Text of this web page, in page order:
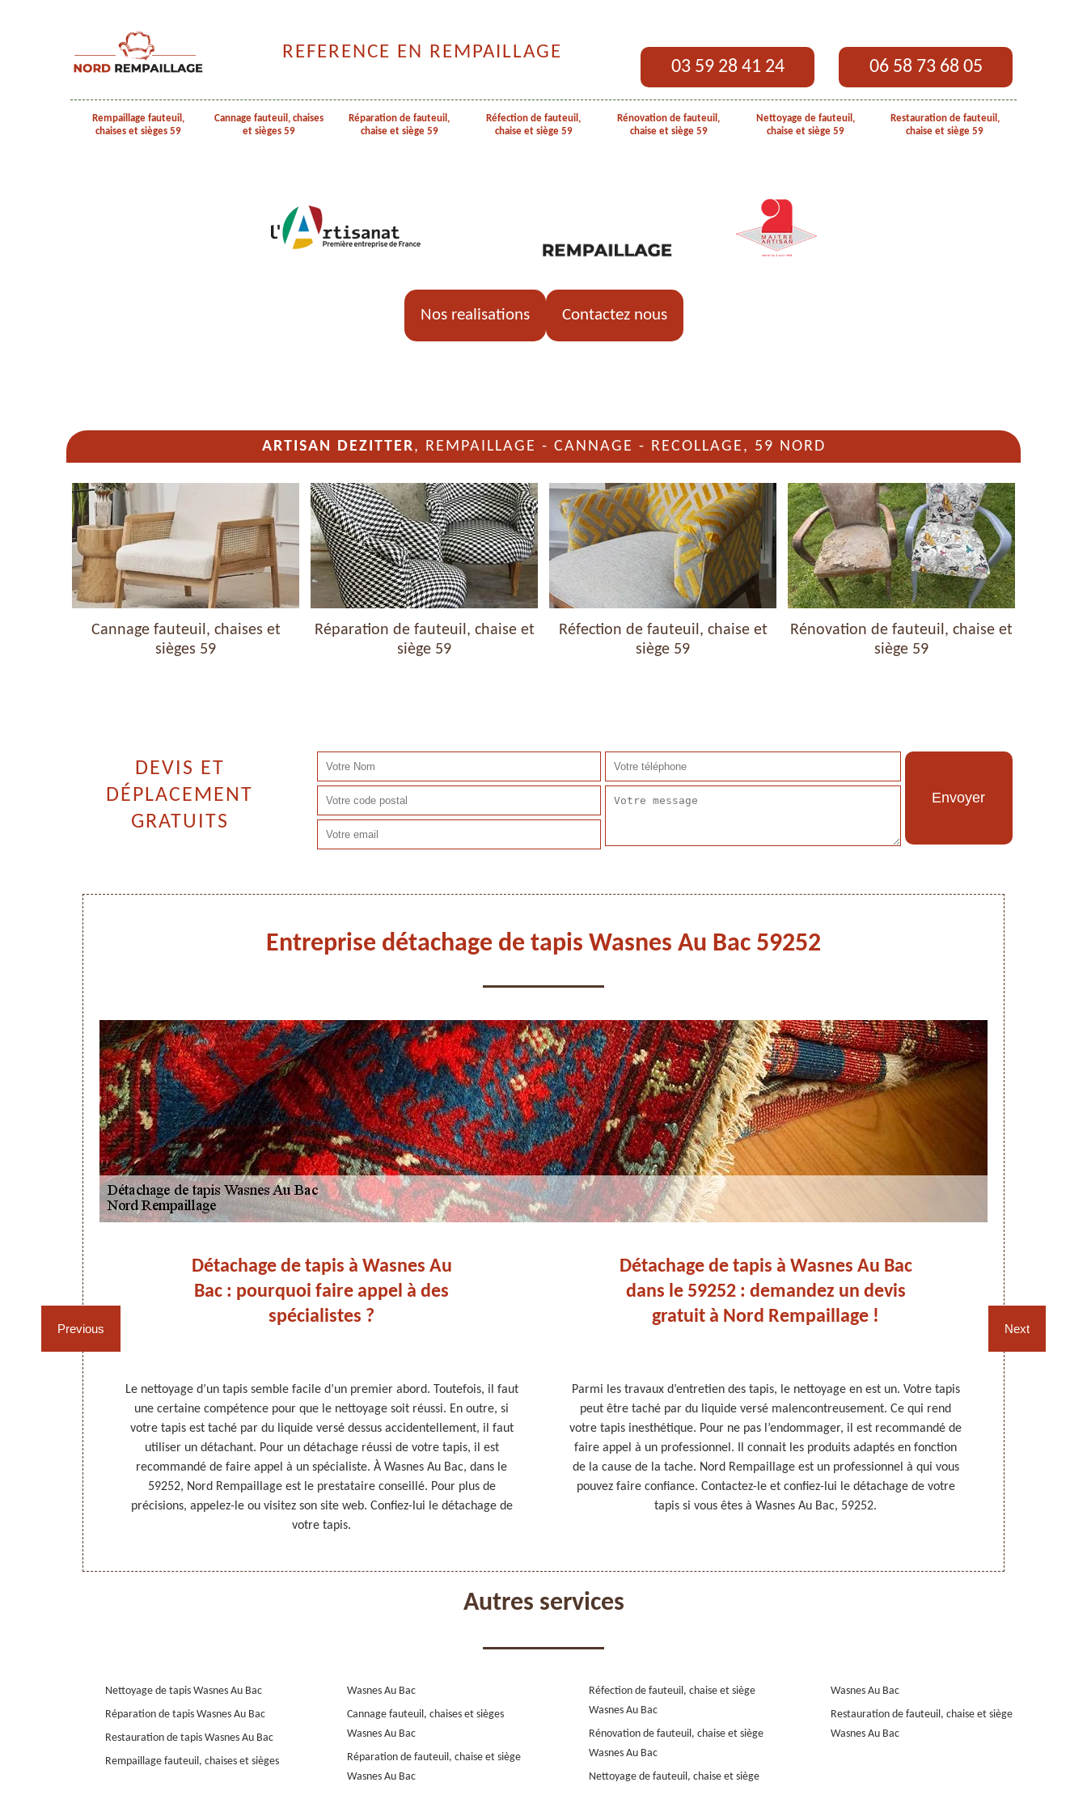
REFERENCE EN REMPAILLAGE
03 59 28 41 24 06 58 73 68 05
Rempaillage fauteuil,
chaises et sièges 59
Cannage fauteuil, chaises
et sièges 59
Réparation de fauteuil,
chaise et siège 59
Réfection de fauteuil,
chaise et siège 59
Rénovation de fauteuil,
chaise et siège 59
Nettoyage de fauteuil,
chaise et siège 59
Restauration de fauteuil,
chaise et siège 59
Nos realisations Contactez nous
ARTISAN DEZITTER, REMPAILLAGE - CANNAGE - RECOLLAGE, 59 NORD
Cannage fauteuil, chaises et
sièges 59
Réparation de fauteuil, chaise et
siège 59
Réfection de fauteuil, chaise et
siège 59
Rénovation de fauteuil, chaise et
siège 59
DEVIS ET
DÉPLACEMENT
GRATUITS
Entreprise détachage de tapis Wasnes Au Bac 59252
Previous
Détachage de tapis à Wasnes Au
Bac : pourquoi faire appel à des
spécialistes ?
Le nettoyage d’un tapis semble facile d’un premier abord. Toutefois, il faut
une certaine compétence pour que le nettoyage soit réussi. En outre, si
votre tapis est taché par du liquide versé dessus accidentellement, il faut
utiliser un détachant. Pour un détachage réussi de votre tapis, il est
recommandé de faire appel à un spécialiste. À Wasnes Au Bac, dans le
59252, Nord Rempaillage est le prestataire conseillé. Pour plus de
précisions, appelez-le ou visitez son site web. Confiez-lui le détachage de
votre tapis.
Détachage de tapis à Wasnes Au Bac
dans le 59252 : demandez un devis
gratuit à Nord Rempaillage !
Parmi les travaux d’entretien des tapis, le nettoyage en est un. Votre tapis
peut être taché par du liquide versé malencontreusement. Ce qui rend
votre tapis inesthétique. Pour ne pas l’endommager, il est recommandé de
faire appel à un professionnel. Il connait les produits adaptés en fonction
de la cause de la tache. Nord Rempaillage est un professionnel à qui vous
pouvez faire confiance. Contactez-le et confiez-lui le détachage de votre
tapis si vous êtes à Wasnes Au Bac, 59252.
Next
Autres services
Nettoyage de tapis Wasnes Au Bac
Réparation de tapis Wasnes Au Bac
Restauration de tapis Wasnes Au Bac
Rempaillage fauteuil, chaises et sièges
Wasnes Au Bac
Cannage fauteuil, chaises et sièges
Wasnes Au Bac
Réparation de fauteuil, chaise et siège
Wasnes Au Bac
Réfection de fauteuil, chaise et siège
Wasnes Au Bac
Rénovation de fauteuil, chaise et siège
Wasnes Au Bac
Nettoyage de fauteuil, chaise et siège
Wasnes Au Bac
Restauration de fauteuil, chaise et siège
Wasnes Au Bac